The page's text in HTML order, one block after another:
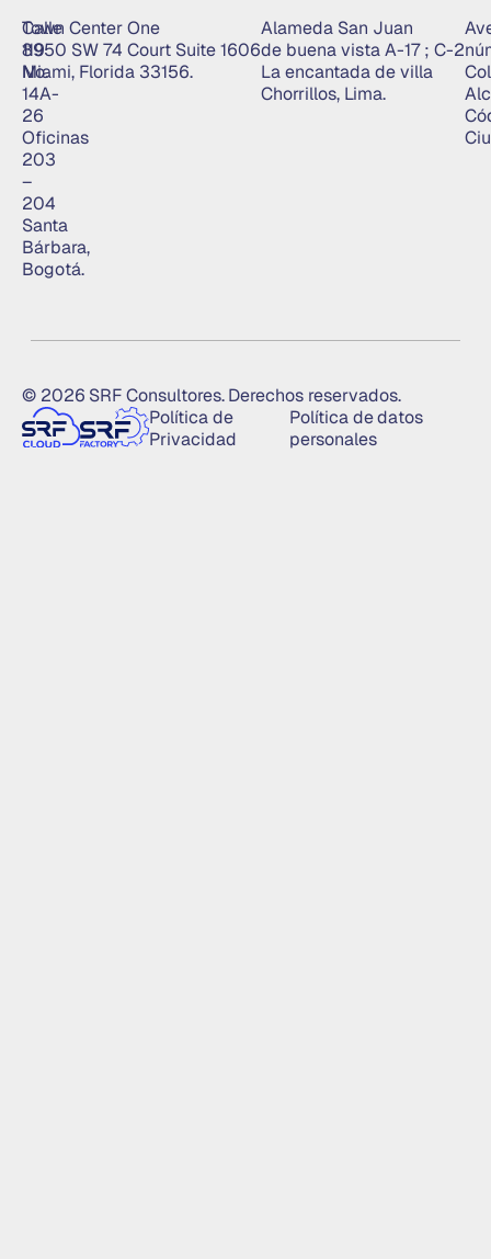
Calle
119
No.
14A-
26
Oficinas
203
–
204
Santa
Bárbara,
Bogotá.
Town Center One
8950 SW 74 Court Suite 1606
Miami, Florida 33156.
Alameda San Juan
de buena vista A-17 ; C-2
La encantada de villa
Chorrillos, Lima.
© 2026 SRF Consultores. Derechos reservados.
Política de
Privacidad
Política de datos
personales